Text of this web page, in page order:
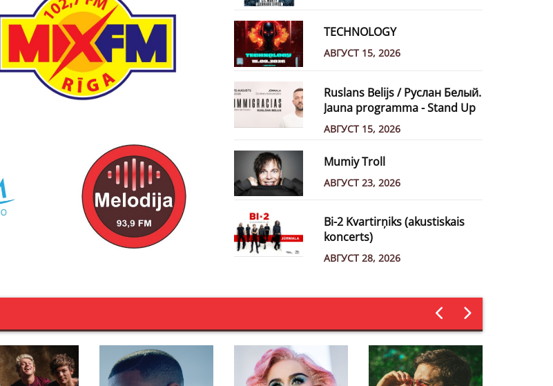
TECHNOLOGY
АВГУСТ 15, 2026
Ruslans Belijs / Руслан Белый.
Jauna programma - Stand Up
АВГУСТ 15, 2026
Mumiy Troll
АВГУСТ 23, 2026
Bi-2 Kvartirņiks (akustiskais
koncerts)
АВГУСТ 28, 2026